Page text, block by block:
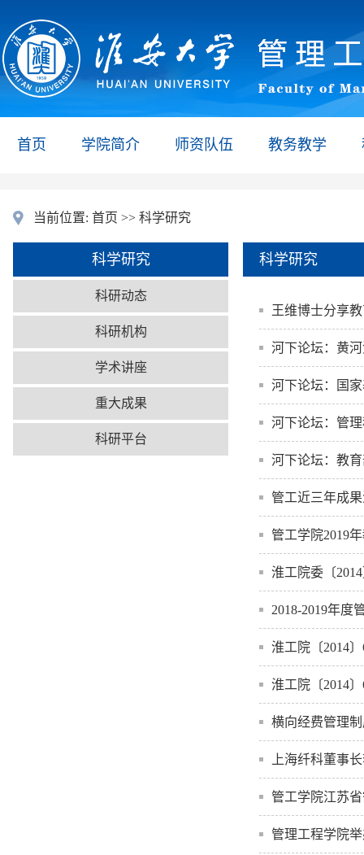
首页 学院简介 师资队伍 教务教学
当前位置: 首页 >> 科学研究
科学研究
科研动态
科研机构
学术讲座
重大成果
科研平台
科学研究
王维博士分享
河下论坛：黄
河下论坛：国
河下论坛：管
河下论坛：教
管工近三年成
管工学院2019
淮工院委〔
2018-2019年度
淮工院〔2014
淮工院〔2014
横向经费管理
上海纤科董事
管工学院江苏
管理工程学院